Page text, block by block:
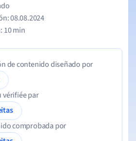
08.08.2024
10 min
de contenido diseñado por
vérifiée par
comprobada por